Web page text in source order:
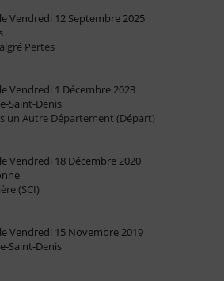
Vendredi 12 Septembre 2025
Pertes
Vendredi 1 Décembre 2023
Saint-Denis
un Autre Département (Départ)
Vendredi 18 Décembre 2020
(SCI)
Vendredi 15 Novembre 2019
Saint-Denis